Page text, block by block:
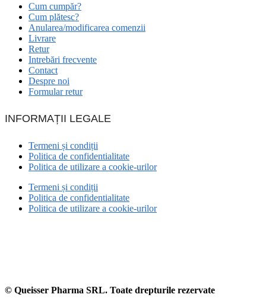
Cum cumpăr?
Cum plătesc?
Anularea/modificarea comenzii
Livrare
Retur
Intrebări frecvente
Contact
Despre noi
Formular retur
INFORMAȚII LEGALE
Termeni și condiții
Politica de confidentialitate
Politica de utilizare a cookie-urilor
Termeni și condiții
Politica de confidentialitate
Politica de utilizare a cookie-urilor
© Queisser Pharma SRL. Toate drepturile rezervate